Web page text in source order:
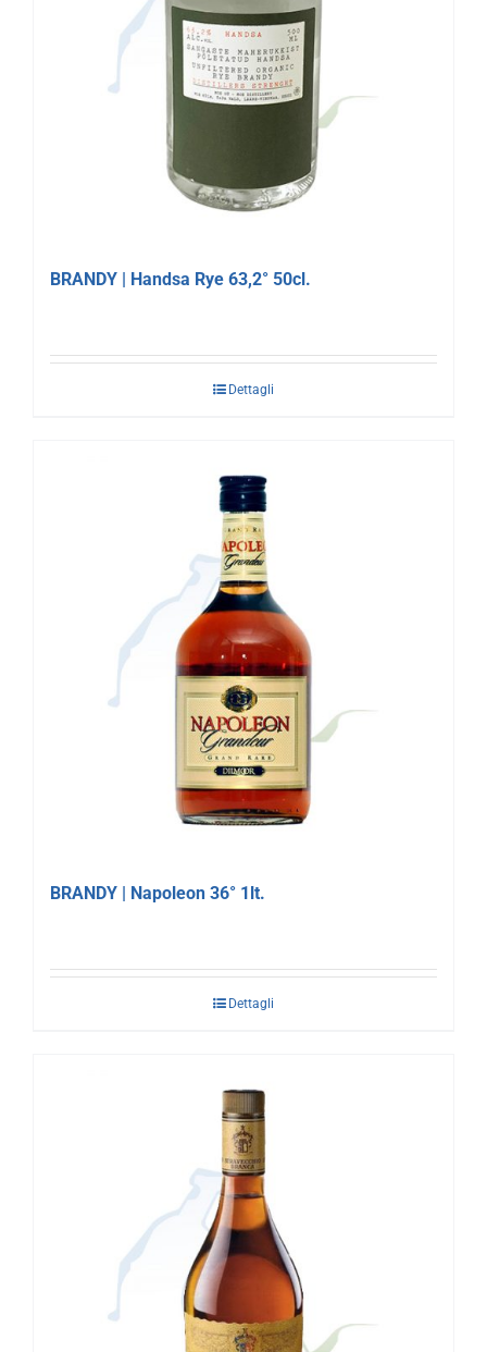
BRANDY | Handsa Rye 63,2° 50cl.
Dettagli
BRANDY | Napoleon 36° 1lt.
Dettagli